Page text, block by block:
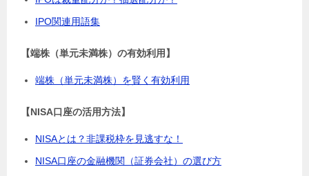
IPO関連用語集
【端株（単元未満株）の有効利用】
端株（単元未満株）を賢く有効利用
【NISA口座の活用方法】
NISAとは？非課税枠を見逃すな！
NISA口座の金融機関（証券会社）の選び方